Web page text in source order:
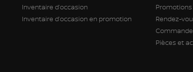
Inventaire d’occasion
Inventaire d’occasion en promotion
Rendez-
Pièces et